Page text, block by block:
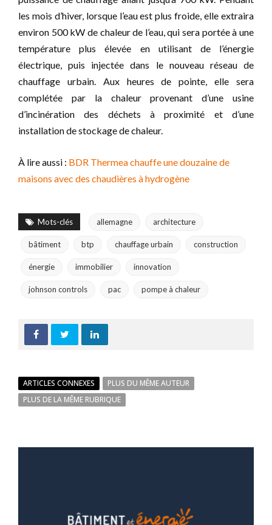
les mois d’hiver, lorsque l’eau est plus froide, elle extraira
environ 500 kW de chaleur de l’eau, qui sera portée à une
température plus élevée en utilisant de l’énergie
électrique, puis injectée dans le nouveau réseau de
chauffage urbain. Aux heures de pointe, elle sera
complétée par la chaleur provenant d’une usine
d’incinération des déchets à proximité et d’une
installation de stockage de chaleur.
À lire aussi : BDR Thermea chauffe une douzaine de
maisons avec des chaudières à hydrogène
Mots-clés allemagne architecture
bâtiment btp chauffage urbain construction
énergie immobilier innovation
johnson controls pac pompe à chaleur
ARTICLES CONNEXES
PLUS DU MÊME AUTEUR
PLUS DE LA MÊME RUBRIQUE